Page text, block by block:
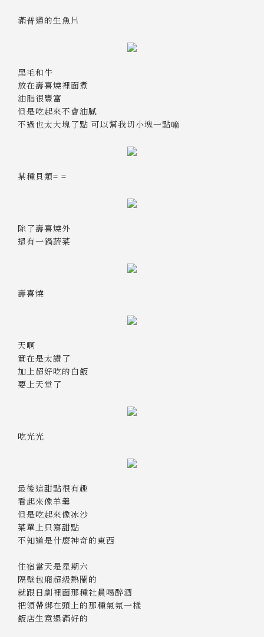
滿普通的生魚片
黑毛和牛
放在壽喜燒裡面煮
油脂很豐富
但是吃起來不會油膩
不過也太大塊了點 可以幫我切小塊一點嘛
某種貝類= =
除了壽喜燒外
還有一鍋蔬菜
壽喜燒
天啊
實在是太讚了
加上超好吃的白飯
要上天堂了
吃光光
最後這甜點很有趣
看起來像羊羹
但是吃起來像冰沙
菜單上只寫甜點
不知道是什麼神奇的東西
住宿當天是星期六
隔壁包廂超級熱鬧的
就跟日劇裡面那種社員喝醉酒
把領帶綁在頭上的那種氣氛一樣
飯店生意還滿好的